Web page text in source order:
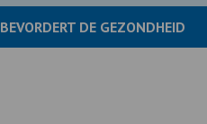
BEVORDERT DE GEZONDHEID